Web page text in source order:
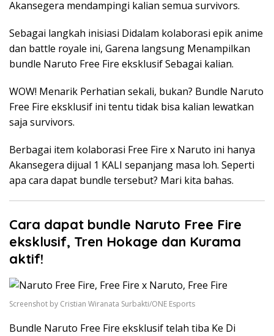
Akansegera mendampingi kalian semua survivors.
Sebagai langkah inisiasi Didalam kolaborasi epik anime
dan battle royale ini, Garena langsung Menampilkan
bundle Naruto Free Fire eksklusif Sebagai kalian.
WOW! Menarik Perhatian sekali, bukan? Bundle Naruto
Free Fire eksklusif ini tentu tidak bisa kalian lewatkan
saja survivors.
Berbagai item kolaborasi Free Fire x Naruto ini hanya
Akansegera dijual 1 KALI sepanjang masa loh. Seperti
apa cara dapat bundle tersebut? Mari kita bahas.
Cara dapat bundle Naruto Free Fire
eksklusif, Tren Hokage dan Kurama
aktif!
Screenshot by Cristian Wiranata Surbakti/ONE Esports
Bundle Naruto Free Fire eksklusif telah tiba Ke Di